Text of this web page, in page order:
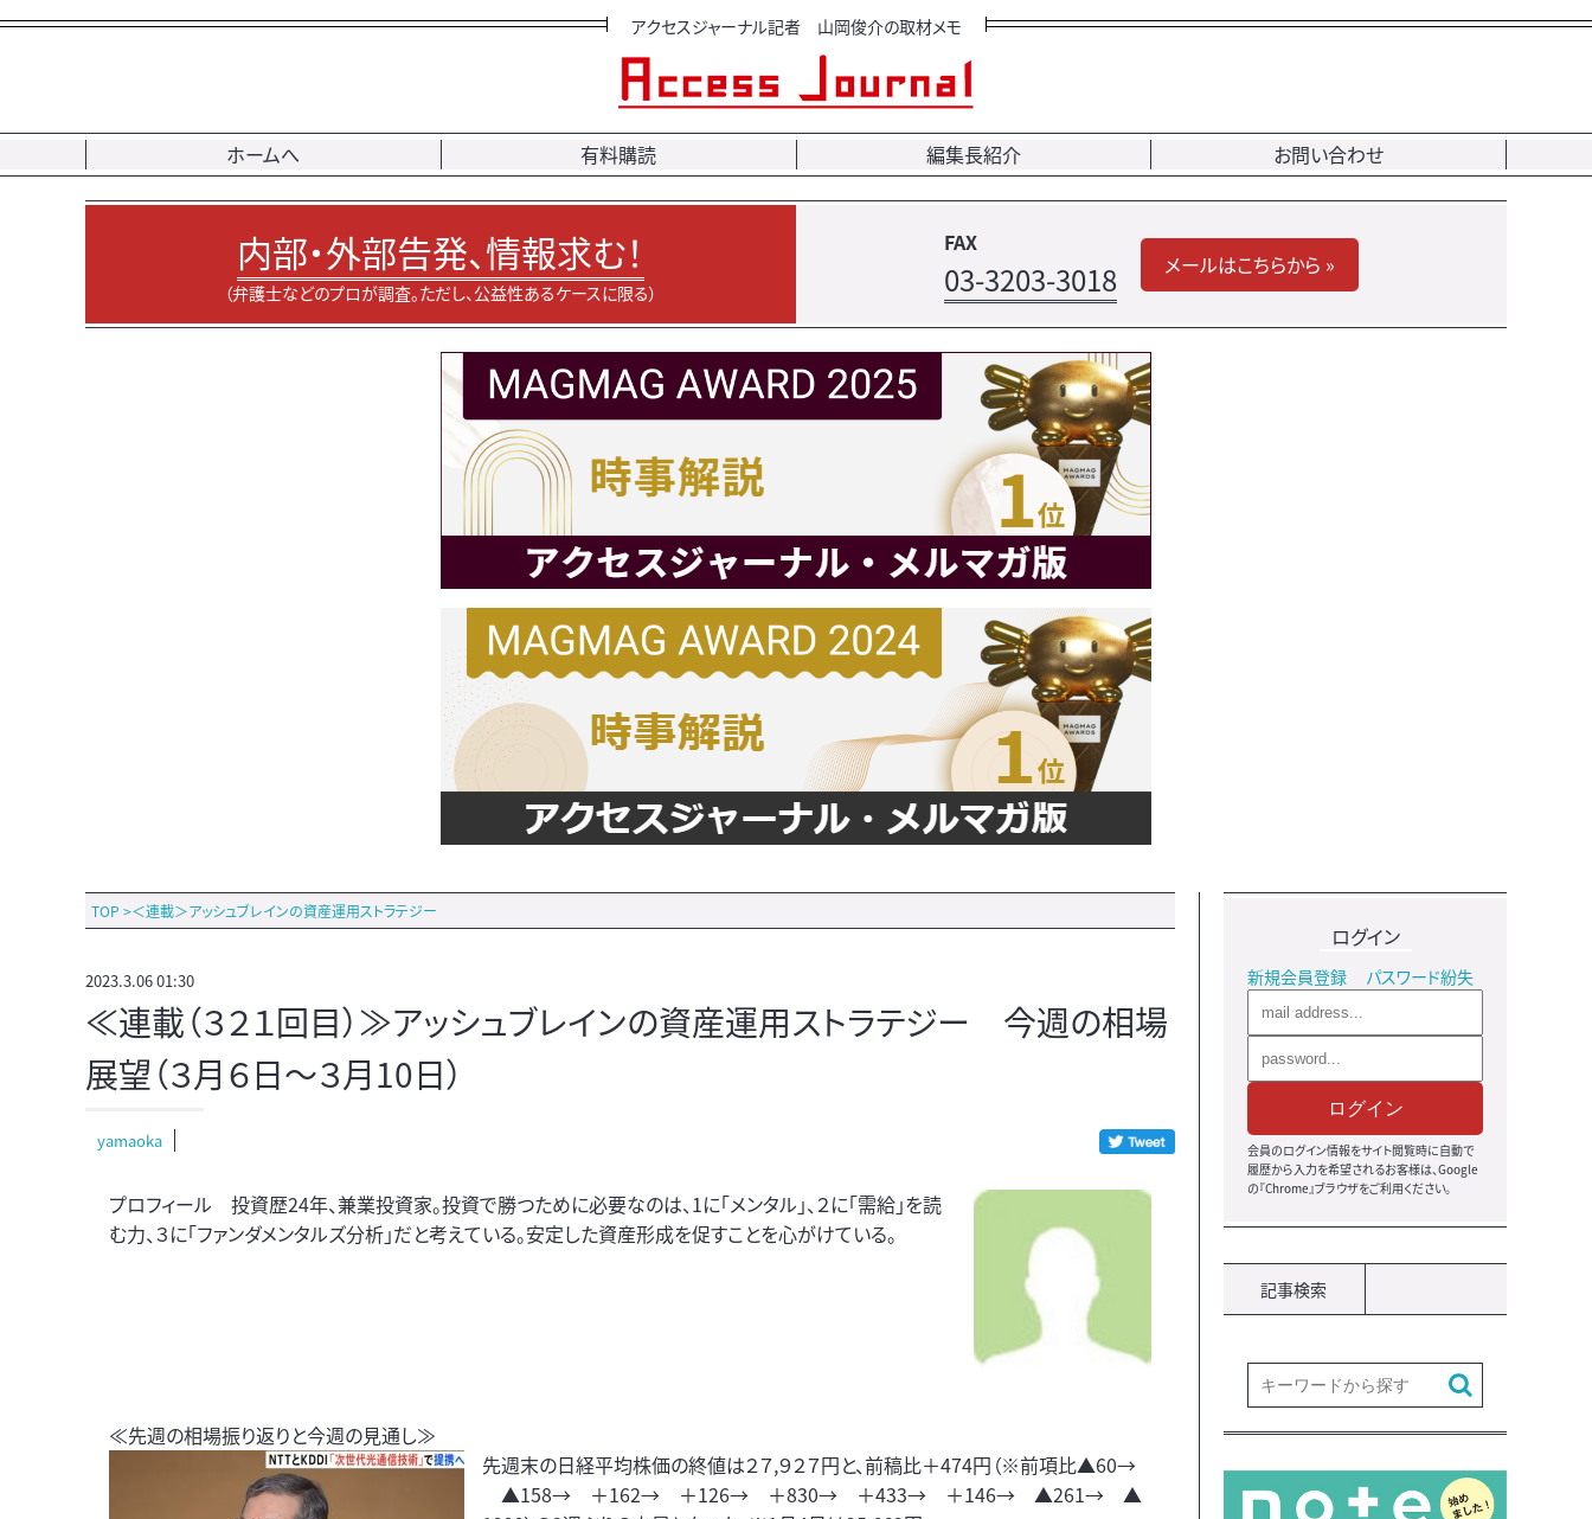
アクセスジャーナル記者 山岡俊介の取材メモ
ホームへ 有料購読 編集長紹介 お問い合わせ
内部・外部告発、情報求む！
（弁護士などのプロが調査。ただし、公益性あるケースに限る）
FAX
03-3203-3018 メールはこちらから »
TOP >＜連載＞アッシュブレインの資産運用ストラテジー
2023.3.06 01:30
≪連載（３２１回目）≫アッシュブレインの資産運用ストラテジー 今週の相場
展望（３月６日～３月10日）
yamaoka
プロフィール 投資歴24年、兼業投資家。投資で勝つために必要なのは、1に「メンタル」、２に「需給」を読
む力、３に「ファンダメンタルズ分析」だと考えている。安定した資産形成を促すことを心がけている。
≪先週の相場振り返りと今週の見通し≫
先週末の日経平均株価の終値は２７,９２７円と、前稿比＋474円（※前項比▲60→
▲158→ ＋162→ ＋126→ ＋830→ ＋433→ ＋146→ ▲261→ ▲
ログイン
新規会員登録 パスワード紛失
ログイン
会員のログイン情報をサイト閲覧時に自動で
履歴から入力を希望されるお客様は、Google
の『Chrome』ブラウザをご利用ください。
記事検索